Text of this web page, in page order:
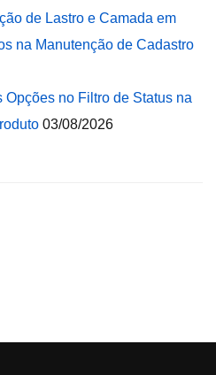
de Lastro e Camada em
na Manutenção de Cadastro
Opções no Filtro de Status na
03/08/2026